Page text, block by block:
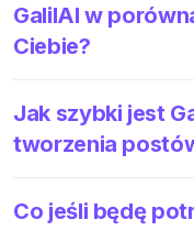
GalilAI w
Ciebie?
Jak szybki jest
tworzenia
Co jeśli będę